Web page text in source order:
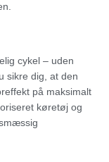
cykel – uden
sikre dig, at den
på maksimalt
køretøj og